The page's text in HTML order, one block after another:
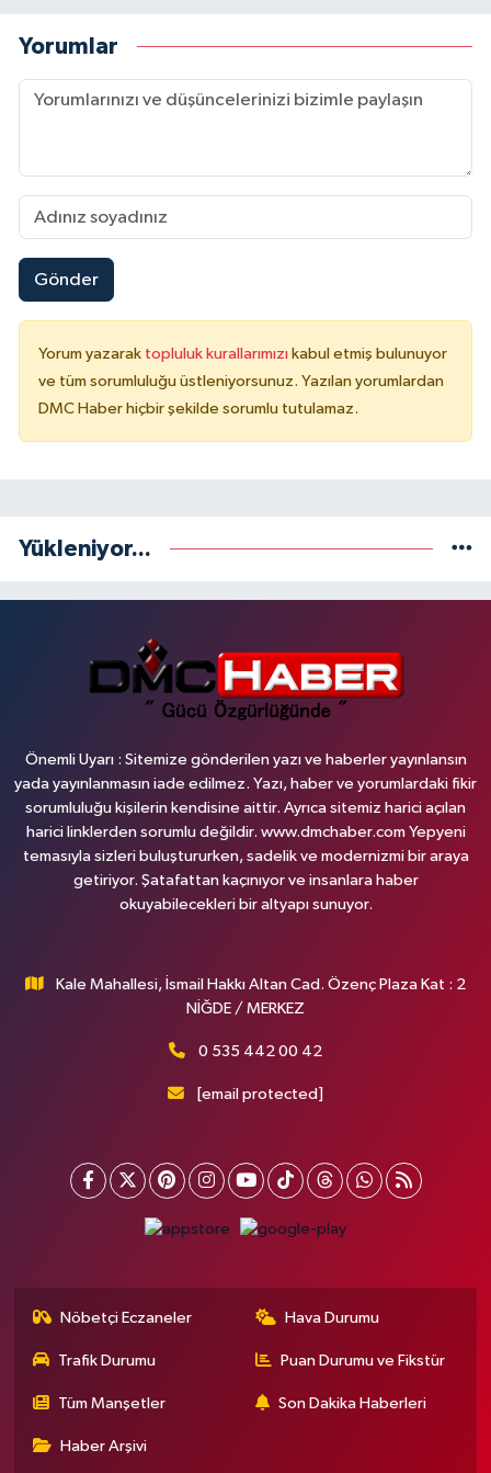
Yorumlar
Gönder
Yorum yazarak topluluk kurallarımızı kabul etmiş bulunuyor
ve tüm sorumluluğu üstleniyorsunuz. Yazılan yorumlardan
DMC Haber hiçbir şekilde sorumlu tutulamaz.
Yükleniyor...
Önemli Uyarı : Sitemize gönderilen yazı ve haberler yayınlansın
yada yayınlanmasın iade edilmez. Yazı, haber ve yorumlardaki fikir
sorumluluğu kişilerin kendisine aittir. Ayrıca sitemiz harici açılan
harici linklerden sorumlu değildir. www.dmchaber.com Yepyeni
temasıyla sizleri buluştururken, sadelik ve modernizmi bir araya
getiriyor. Şatafattan kaçınıyor ve insanlara haber
okuyabilecekleri bir altyapı sunuyor.
Kale Mahallesi, İsmail Hakkı Altan Cad. Özenç Plaza Kat : 2
NİĞDE / MERKEZ
0 535 442 00 42
[email protected]
Nöbetçi Eczaneler Hava Durumu
Trafik Durumu Puan Durumu ve Fikstür
Tüm Manşetler Son Dakika Haberleri
Haber Arşivi